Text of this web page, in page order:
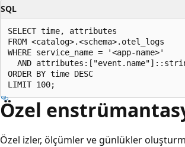
SQL
SELECT time, attributes
FROM <catalog>.<schema>.otel_logs
WHERE service_name = '<app-name>'
AND
ORDER BY time DESC
Özel
Özel izler, ölçümler ve günlükler